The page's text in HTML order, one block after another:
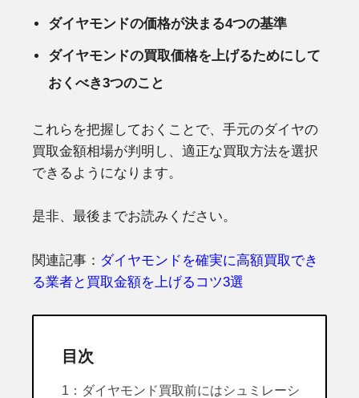
ダイヤモンドの価格が決まる4つの基準
ダイヤモンドの買取価格を上げるためにして
おくべき3つのこと
これらを把握しておくことで、手元のダイヤの
買取金額相場が判明し、適正な買取方法を選択
できるようになります。
是非、最後までお読みください。
関連記事： ダイヤモンドを確実に高額買取でき
る業者と買取金額を上げるコツ3選
目次
1：ダイヤモンド買取前にはシュミレーシ